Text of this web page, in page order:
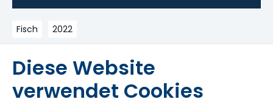
Diese Website
verwendet Cookies
Fisch 2022
Skretting
Ocean for Climate Declaration
unterzeichnet, die herausragende und sinnvolle
Maßnahmen unterstützt, einen gesunden Ozean für
eine widerstandsfähige, naturfreundliche und